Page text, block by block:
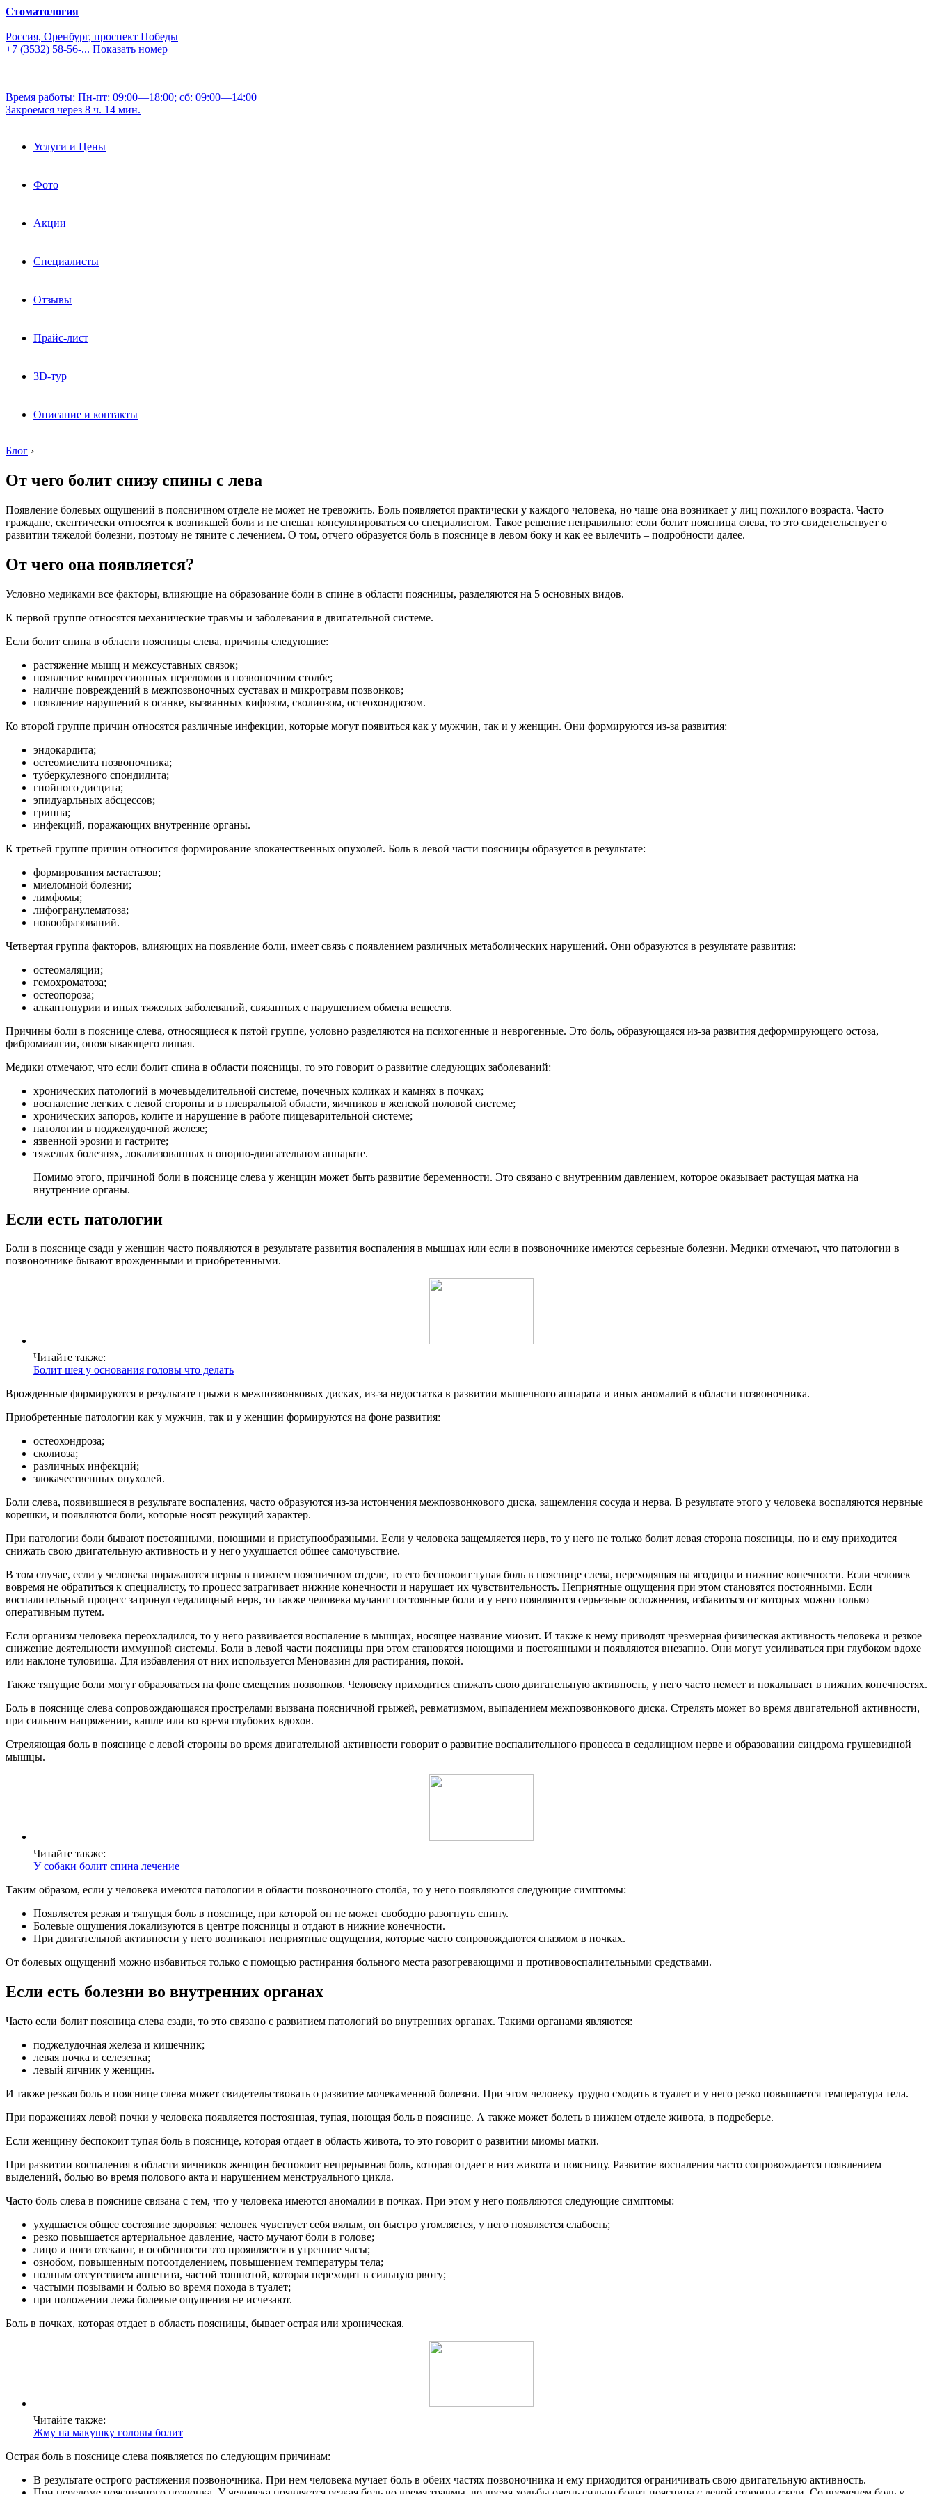
Стоматология
Россия, Оренбург, проспект Победы
+7 (3532) 58-56-... Показать номер
Время работы: Пн-пт: 09:00—18:00; сб: 09:00—14:00
Закроемся через 8 ч. 14 мин.
Услуги и Цены
Фото
Акции
Специалисты
Отзывы
Прайс-лист
3D-тур
Описание и контакты
Блог ›
От чего болит снизу спины с лева
Появление болевых ощущений в поясничном отделе не может не тревожить. Боль появляется практически у каждого человека, но чаще она возникает у лиц пожилого возраста. Часто
граждане, скептически относятся к возникшей боли и не спешат консультироваться со специалистом. Такое решение неправильно: если болит поясница слева, то это свидетельствует о
развитии тяжелой болезни, поэтому не тяните с лечением. О том, отчего образуется боль в пояснице в левом боку и как ее вылечить – подробности далее.
От чего она появляется?
Условно медиками все факторы, влияющие на образование боли в спине в области поясницы, разделяются на 5 основных видов.
К первой группе относятся механические травмы и заболевания в двигательной системе.
Если болит спина в области поясницы слева, причины следующие:
растяжение мышц и межсуставных связок;
появление компрессионных переломов в позвоночном столбе;
наличие повреждений в межпозвоночных суставах и микротравм позвонков;
появление нарушений в осанке, вызванных кифозом, сколиозом, остеохондрозом.
Ко второй группе причин относятся различные инфекции, которые могут появиться как у мужчин, так и у женщин. Они формируются из-за развития:
эндокардита;
остеомиелита позвоночника;
туберкулезного спондилита;
гнойного дисцита;
эпидуарльных абсцессов;
гриппа;
инфекций, поражающих внутренние органы.
К третьей группе причин относится формирование злокачественных опухолей. Боль в левой части поясницы образуется в результате:
формирования метастазов;
миеломной болезни;
лимфомы;
лифогранулематоза;
новообразований.
Четвертая группа факторов, влияющих на появление боли, имеет связь с появлением различных метаболических нарушений. Они образуются в результате развития:
остеомаляции;
гемохроматоза;
остеопороза;
алкаптонурии и иных тяжелых заболеваний, связанных с нарушением обмена веществ.
Причины боли в пояснице слева, относящиеся к пятой группе, условно разделяются на психогенные и неврогенные. Это боль, образующаяся из-за развития деформирующего остоза,
фибромиалгии, опоясывающего лишая.
Медики отмечают, что если болит спина в области поясницы, то это говорит о развитие следующих заболеваний:
хронических патологий в мочевыделительной системе, почечных коликах и камнях в почках;
воспаление легких с левой стороны и в плевральной области, яичников в женской половой системе;
хронических запоров, колите и нарушение в работе пищеварительной системе;
патологии в поджелудочной железе;
язвенной эрозии и гастрите;
тяжелых болезнях, локализованных в опорно-двигательном аппарате.
Помимо этого, причиной боли в пояснице слева у женщин может быть развитие беременности. Это связано с внутренним давлением, которое оказывает растущая матка на
внутренние органы.
Если есть патологии
Боли в пояснице сзади у женщин часто появляются в результате развития воспаления в мышцах или если в позвоночнике имеются серьезные болезни. Медики отмечают, что патологии в
позвоночнике бывают врожденными и приобретенными.
Читайте также:
Болит шея у основания головы что делать
Врожденные формируются в результате грыжи в межпозвонковых дисках, из-за недостатка в развитии мышечного аппарата и иных аномалий в области позвоночника.
Приобретенные патологии как у мужчин, так и у женщин формируются на фоне развития:
остеохондроза;
сколиоза;
различных инфекций;
злокачественных опухолей.
Боли слева, появившиеся в результате воспаления, часто образуются из-за истончения межпозвонкового диска, защемления сосуда и нерва. В результате этого у человека воспаляются нервные
корешки, и появляются боли, которые носят режущий характер.
При патологии боли бывают постоянными, ноющими и приступообразными. Если у человека защемляется нерв, то у него не только болит левая сторона поясницы, но и ему приходится
снижать свою двигательную активность и у него ухудшается общее самочувствие.
В том случае, если у человека поражаются нервы в нижнем поясничном отделе, то его беспокоит тупая боль в пояснице слева, переходящая на ягодицы и нижние конечности. Если человек
вовремя не обратиться к специалисту, то процесс затрагивает нижние конечности и нарушает их чувствительность. Неприятные ощущения при этом становятся постоянными. Если
воспалительный процесс затронул седалищный нерв, то также человека мучают постоянные боли и у него появляются серьезные осложнения, избавиться от которых можно только
оперативным путем.
Если организм человека переохладился, то у него развивается воспаление в мышцах, носящее название миозит. И также к нему приводят чрезмерная физическая активность человека и резкое
снижение деятельности иммунной системы. Боли в левой части поясницы при этом становятся ноющими и постоянными и появляются внезапно. Они могут усиливаться при глубоком вдохе
или наклоне туловища. Для избавления от них используется Меновазин для растирания, покой.
Также тянущие боли могут образоваться на фоне смещения позвонков. Человеку приходится снижать свою двигательную активность, у него часто немеет и покалывает в нижних конечностях.
Боль в пояснице слева сопровождающаяся прострелами вызвана поясничной грыжей, ревматизмом, выпадением межпозвонкового диска. Стрелять может во время двигательной активности,
при сильном напряжении, кашле или во время глубоких вдохов.
Стреляющая боль в пояснице с левой стороны во время двигательной активности говорит о развитие воспалительного процесса в седалищном нерве и образовании синдрома грушевидной
мышцы.
Читайте также:
У собаки болит спина лечение
Таким образом, если у человека имеются патологии в области позвоночного столба, то у него появляются следующие симптомы:
Появляется резкая и тянущая боль в пояснице, при которой он не может свободно разогнуть спину.
Болевые ощущения локализуются в центре поясницы и отдают в нижние конечности.
При двигательной активности у него возникают неприятные ощущения, которые часто сопровождаются спазмом в почках.
От болевых ощущений можно избавиться только с помощью растирания больного места разогревающими и противовоспалительными средствами.
Если есть болезни во внутренних органах
Часто если болит поясница слева сзади, то это связано с развитием патологий во внутренних органах. Такими органами являются:
поджелудочная железа и кишечник;
левая почка и селезенка;
левый яичник у женщин.
И также резкая боль в пояснице слева может свидетельствовать о развитие мочекаменной болезни. При этом человеку трудно сходить в туалет и у него резко повышается температура тела.
При поражениях левой почки у человека появляется постоянная, тупая, ноющая боль в пояснице. А также может болеть в нижнем отделе живота, в подреберье.
Если женщину беспокоит тупая боль в пояснице, которая отдает в область живота, то это говорит о развитии миомы матки.
При развитии воспаления в области яичников женщин беспокоит непрерывная боль, которая отдает в низ живота и поясницу. Развитие воспаления часто сопровождается появлением
выделений, болью во время полового акта и нарушением менструального цикла.
Часто боль слева в пояснице связана с тем, что у человека имеются аномалии в почках. При этом у него появляются следующие симптомы:
ухудшается общее состояние здоровья: человек чувствует себя вялым, он быстро утомляется, у него появляется слабость;
резко повышается артериальное давление, часто мучают боли в голове;
лицо и ноги отекают, в особенности это проявляется в утренние часы;
ознобом, повышенным потоотделением, повышением температуры тела;
полным отсутствием аппетита, частой тошнотой, которая переходит в сильную рвоту;
частыми позывами и болью во время похода в туалет;
при положении лежа болевые ощущения не исчезают.
Боль в почках, которая отдает в область поясницы, бывает острая или хроническая.
Читайте также:
Жму на макушку головы болит
Острая боль в пояснице слева появляется по следующим причинам:
В результате острого растяжения позвоночника. При нем человека мучает боль в обеих частях позвоночника и ему приходится ограничивать свою двигательную активность.